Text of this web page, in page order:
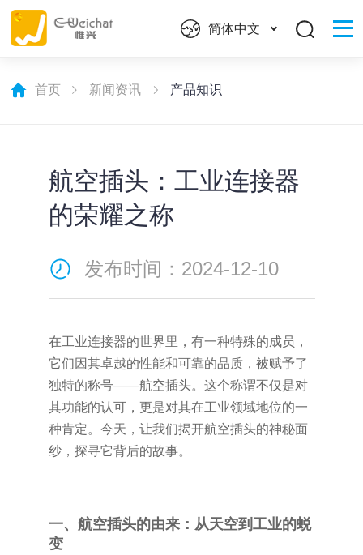
简体中文
首页 新闻资讯 产品知识
航空插头：工业连接器
的荣耀之称
发布时间：2024-12-10
在工业连接器的世界里，有一种特殊的成员，
它们因其卓越的性能和可靠的品质，被赋予了
独特的称号——航空插头。这个称谓不仅是对
其功能的认可，更是对其在工业领域地位的一
种肯定。今天，让我们揭开航空插头的神秘面
纱，探寻它背后的故事。
一、航空插头的由来：从天空到工业的蜕
变